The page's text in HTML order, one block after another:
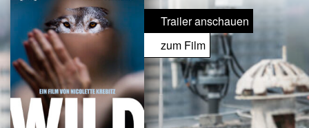
Trailer anschauen
zum Film